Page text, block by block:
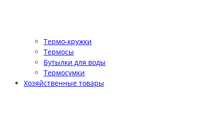
Термо-кружки
Термосы
Бутылки для воды
Термосумки
Хозяйственные товары